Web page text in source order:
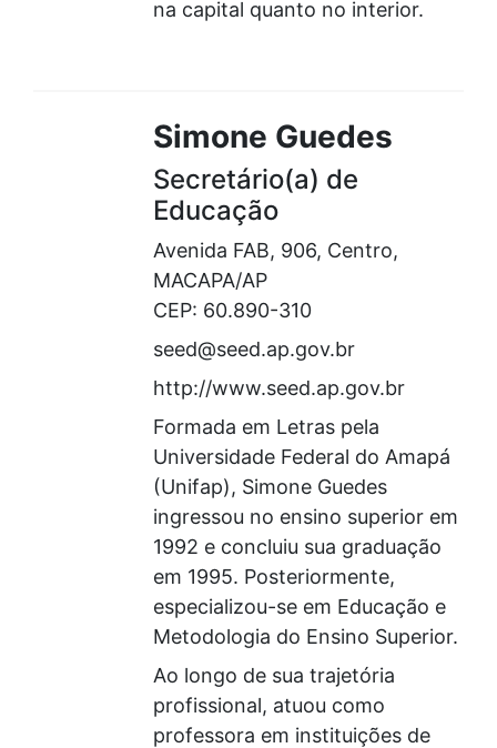
na capital quanto no interior.
Simone Guedes
Secretário(a) de
Educação
Avenida FAB, 906, Centro,
MACAPA/AP
CEP: 60.890-310
seed@seed.ap.gov.br
http://www.seed.ap.gov.br
Formada em Letras pela
Universidade Federal do Amapá
(Unifap), Simone Guedes
ingressou no ensino superior em
1992 e concluiu sua graduação
em 1995. Posteriormente,
especializou-se em Educação e
Metodologia do Ensino Superior.
Ao longo de sua trajetória
profissional, atuou como
professora em instituições de